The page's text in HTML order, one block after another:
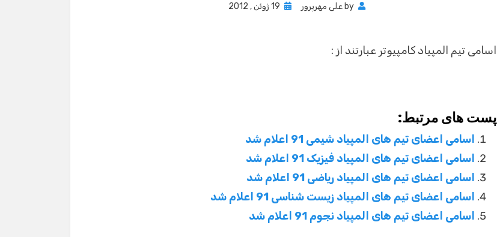
by علی مهرپرور
Posted
19 ژوئن , 2012
اسامی تیم المپیاد کامپیوتر عبارتند از :
پست های مرتبط:
اسامی اعضای تیم های المپیاد شیمی 91 اعلام شد
اسامی اعضای تیم های المپیاد فیزیک 91 اعلام شد
اسامی اعضای تیم های المپیاد ریاضی 91 اعلام شد
اسامی اعضای تیم های المپیاد زیست شناسی 91 اعلام شد
اسامی اعضای تیم های المپیاد نجوم 91 اعلام شد